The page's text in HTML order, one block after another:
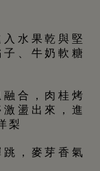
水果乾與堅
、牛奶軟糖
合，肉桂烤
盪出來，進
梨
，麥芽香氣